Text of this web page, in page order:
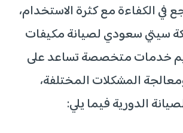
في الكفاءة مع كثرة الاستخدام،
سيتي سعودي لصيانة مكيفات
خدمات متخصصة تساعد على
المشكلات المختلفة،
الدورية فيما يلي: